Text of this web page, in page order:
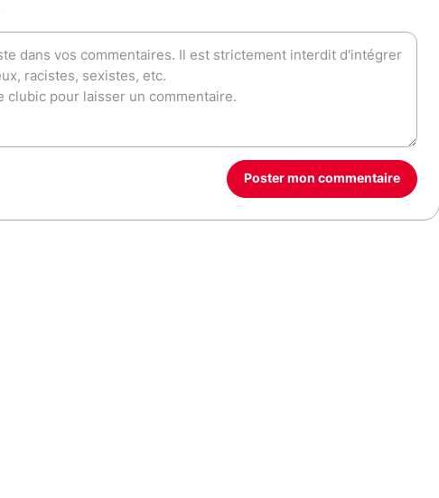
Poster mon commentaire